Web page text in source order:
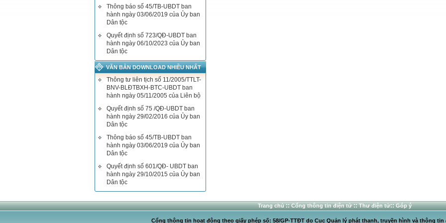
Thông báo số 45/TB-UBDT ban
hành ngày 03/06/2019 của Ủy ban
Dân tộc
Quyết định số 723/QĐ-UBDT ban
hành ngày 06/10/2023 của Ủy ban
Dân tộc
VĂN BẢN DOWNLOAD NHIỀU NHẤT
Thông tư liên tịch số 11/2005/TTLT-
BNV-BLĐTBXH-BTC-UBDT ban
hành ngày 05/11/2005 của Liên bộ
Quyết định số 75 /QĐ-UBDT ban
hành ngày 29/02/2016 của Ủy ban
Dân tộc
Thông báo số 45/TB-UBDT ban
hành ngày 03/06/2019 của Ủy ban
Dân tộc
Quyết định số 601/QĐ- UBDT ban
hành ngày 29/10/2015 của Ủy ban
Dân tộc
Trang chủ:: Cổng thông tin điện tử:: Thư điện tử:: Góp ý
Cổng thông tin hoạt động theo giấy phép số: 58/GP-TTĐT do Cục Quản lý phát thanh, truyền hình và thông tin